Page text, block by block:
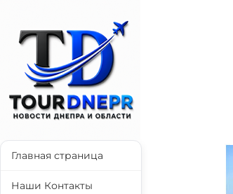
Главная страница
Наши Контакты